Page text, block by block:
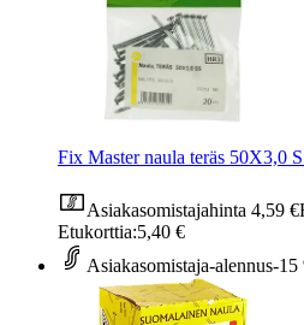
Fix Master naula teräs 50X3,0
Asiakasomistajahinta 4,59 €
Etukorttia:5,40 €
Asiakasomistaja-alennus-15